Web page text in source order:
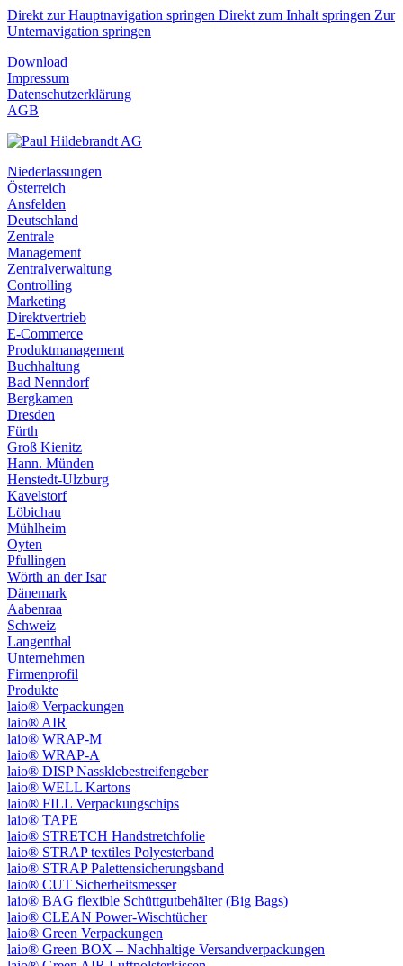
Direkt zur Hauptnavigation springen Direkt zum Inhalt springen Zur
Unternavigation springen
Download
Impressum
Datenschutzerklärung
AGB
Niederlassungen
Österreich
Ansfelden
Deutschland
Zentrale
Management
Zentralverwaltung
Controlling
Marketing
Direktvertrieb
E-Commerce
Produktmanagement
Buchhaltung
Bad Nenndorf
Bergkamen
Dresden
Fürth
Groß Kienitz
Hann. Münden
Henstedt-Ulzburg
Kavelstorf
Löbichau
Mühlheim
Oyten
Pfullingen
Wörth an der Isar
Dänemark
Aabenraa
Schweiz
Langenthal
Unternehmen
Firmenprofil
Produkte
laio® Verpackungen
laio® AIR
laio® WRAP-M
laio® WRAP-A
laio® DISP Nassklebestreifengeber
laio® WELL Kartons
laio® FILL Verpackungschips
laio® TAPE
laio® STRETCH Handstretchfolie
laio® STRAP textiles Polyesterband
laio® STRAP Palettensicherungsband
laio® CUT Sicherheitsmesser
laio® BAG flexible Schüttgutbehälter (Big Bags)
laio® CLEAN Power-Wischtücher
laio® Green Verpackungen
laio® Green BOX – Nachhaltige Versandverpackungen